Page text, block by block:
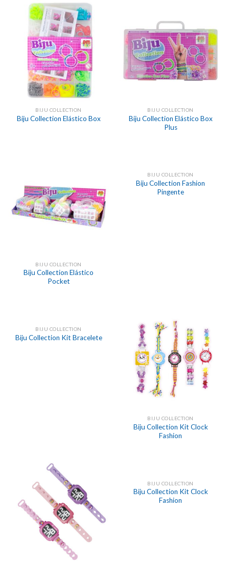
BIJU COLLECTION
Biju Collection Elástico Box
BIJU COLLECTION
Biju Collection Elástico Box
Plus
BIJU COLLECTION
Biju Collection Elástico
Pocket
BIJU COLLECTION
Biju Collection Fashion
Pingente
BIJU COLLECTION
Biju Collection Kit Bracelete
BIJU COLLECTION
Biju Collection Kit Clock
Fashion
BIJU COLLECTION
Biju Collection Kit Clock
Fashion